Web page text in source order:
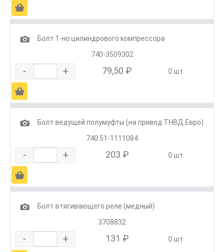
Ä
1
Болт 1-но цилиндрового компрессора
740-3509302
- + 79,50 ₽ 0 шт.
Ä
1
Болт ведущей полумуфты (на привод ТНВД Евро)
740.51-1111084
- + 203 ₽ 0 шт.
Ä
1
Болт втягивающего реле (медный)
3708832
- + 131 ₽ 0 шт.